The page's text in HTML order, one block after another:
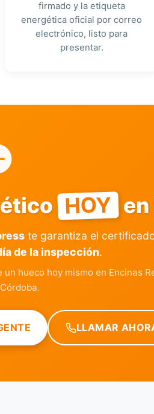
firmado y la etiqueta
energética oficial por correo
electrónico, listo para
presentar.
HOY en
te garantiza el
de la inspección.
hueco hoy mismo en Encinas
LLAMAR